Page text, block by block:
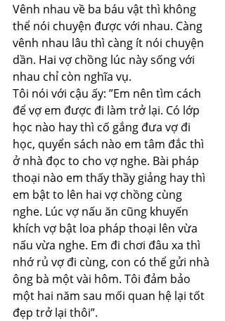
Vênh nhau về ba báu vật thì không
thể nói chuyện được với nhau. Càng
vênh nhau lâu thì càng ít nói chuyện
dần. Hai vợ chồng lúc này sống với
nhau chỉ còn nghĩa vụ.
Tôi nói với cậu ấy: ”Em nên tìm cách
để vợ em được đi làm trở lại. Có lớp
học nào hay thì cố gắng đưa vợ đi
học, quyển sách nào em tâm đắc thì
ở nhà đọc to cho vợ nghe. Bài pháp
thoại nào em thấy thầy giảng hay thì
em bật to lên hai vợ chồng cùng
nghe. Lúc vợ nấu ăn cũng khuyến
khích vợ bật loa pháp thoại lên vừa
nấu vừa nghe. Em đi chơi đâu xa thì
nhớ rủ vợ đi cùng, con có thể gửi nhà
ông bà một vài hôm. Tôi đảm bảo
một hai năm sau mối quan hệ lại tốt
đẹp trở lại thôi”.